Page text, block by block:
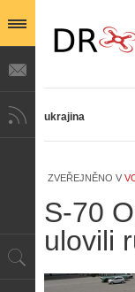
ukrajina
ZVEŘEJNĚNO V
S-70
ulovili